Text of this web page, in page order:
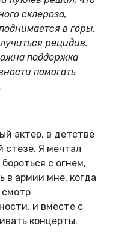
склероза,
в горы.
рецидив.
поддержка
помогать
актер, в детстве
стезе. Я мечтал
с огнем,
в армии мне, когда
смотр
и вместе с
концерты.